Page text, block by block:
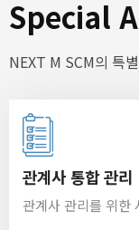
Special
NEXT M SCM의 특
관계사 통합 관리
관계사 관리를 위한